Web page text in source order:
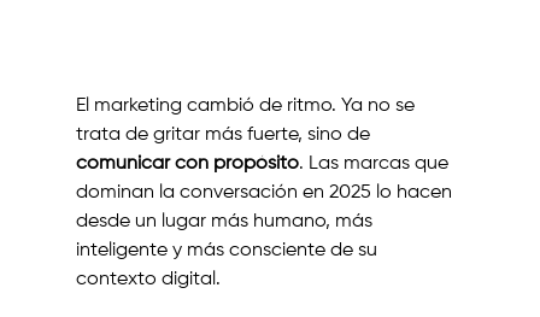
El marketing cambió de ritmo. Ya no se
trata de gritar más fuerte, sino de
comunicar con propósito. Las marcas que
dominan la conversación en 2025 lo hacen
desde un lugar más humano, más
inteligente y más consciente de su
contexto digital.